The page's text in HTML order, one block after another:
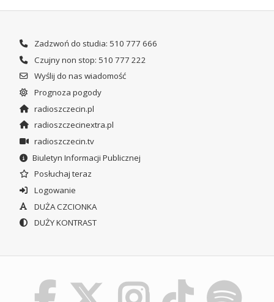
Zadzwoń do studia: 510 777 666
Czujny non stop: 510 777 222
Wyślij do nas wiadomość
Prognoza pogody
radioszczecin.pl
radioszczecinextra.pl
radioszczecin.tv
Biuletyn Informacji Publicznej
Posłuchaj teraz
Logowanie
DUŻA CZCIONKA
DUŻY KONTRAST